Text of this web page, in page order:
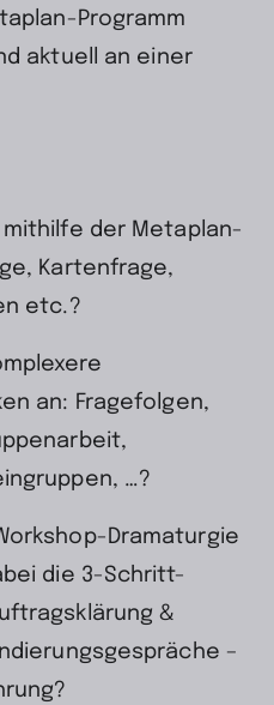
Programm
aktuell an einer
der Metaplan-
Kartenfrage,
etc.?
an: Fragefolgen,
…?
Dramaturgie
die 3-Schritt-
&
–